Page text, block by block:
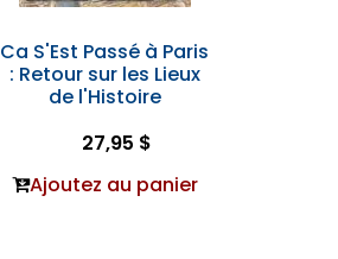
Ca S'Est Passé à Paris
: Retour sur les Lieux
de l'Histoire
27,95 $
Ajoutez au panier